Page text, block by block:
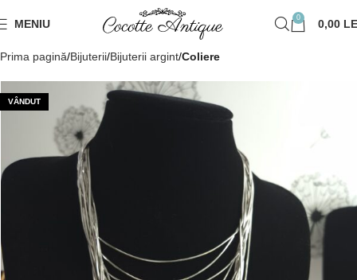
MENIU 0 0,00
Prima pagină Bijuterii Bijuterii argint Coliere
VÂNDUT